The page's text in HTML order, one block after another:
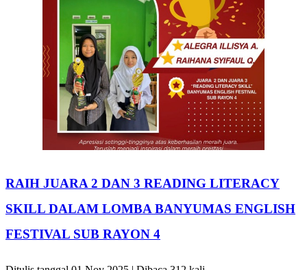
RAIH JUARA 2 DAN 3 READING LITERACY
SKILL DALAM LOMBA BANYUMAS ENGLISH
FESTIVAL SUB RAYON 4